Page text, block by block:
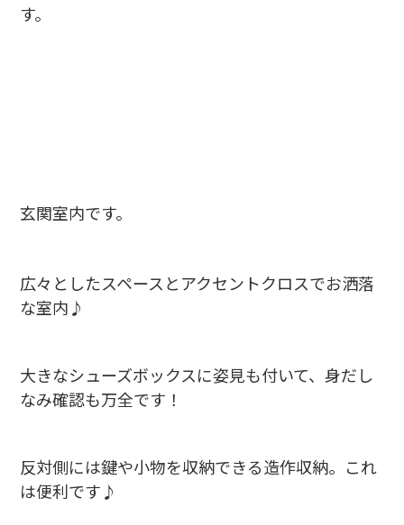
す。
玄関室内です。
広々としたスペースとアクセントクロスでお洒落
な室内♪
大きなシューズボックスに姿見も付いて、身だし
なみ確認も万全です！
反対側には鍵や小物を収納できる造作収納。これ
は便利です♪